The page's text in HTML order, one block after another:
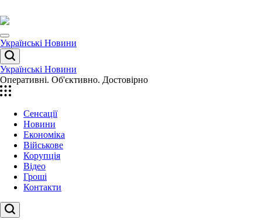
до
вмісту
Menu
Українські Новини
Пошук
Українські Новини
Оперативні. Об'єктивно. Достовірно
Сенсації
Новини
Економіка
Військове
Корупція
Відео
Гроші
Контакти
Пошук